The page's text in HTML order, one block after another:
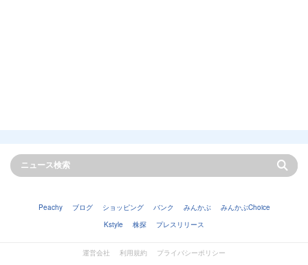
Peachy ブログ ショッピング バンク みんかぶ
みんかぶChoice
Kstyle
株探 プレスリリース
運営会社 利用規約
プライバシーポリシー